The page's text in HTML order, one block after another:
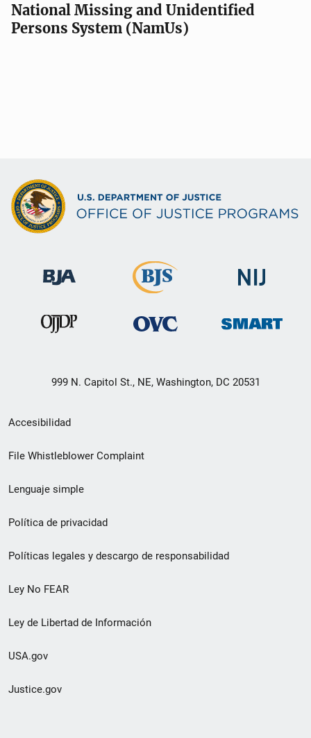
National Missing and Unidentified
Persons System (NamUs)
999 N. Capitol St., NE, Washington, DC 20531
Menú
de
de
pie
de
página
Accesibilidad
File Whistleblower Complaint
Lenguaje simple
Política de privacidad
Políticas legales y descargo de responsabilidad
Ley No FEAR
Ley de Libertad de Información
USA.gov
Justice.gov